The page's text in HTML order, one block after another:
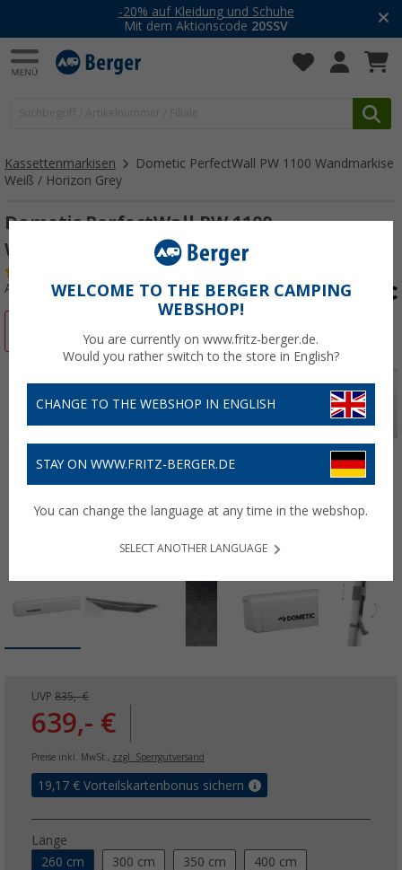
-20% auf Kleidung und Schuhe
Mit dem Aktionscode 20SSV
Kassettenmarkisen
Dometic PerfectWall PW 1100 Wandmarkise
Weiß / Horizon Grey
Dometic PerfectWall PW 1100
Wandmarkise Weiß / Horizon Grey 260 cm
Art.-Nr.: 304310
UVP 835,- €
639,- €
Preise inkl. MwSt., zzgl. Sperrgutversand
19,17 € Vorteilskartenbonus sichern
Länge
260 cm
300 cm 350 cm 400 cm
WELCOME TO THE BERGER CAMPING
WEBSHOP!
You are currently on www.fritz-berger.de.
Would you rather switch to the store in English?
CHANGE TO THE WEBSHOP IN ENGLISH
STAY ON WWW.FRITZ-BERGER.DE
You can change the language at any time in the webshop.
SELECT ANOTHER LANGUAGE